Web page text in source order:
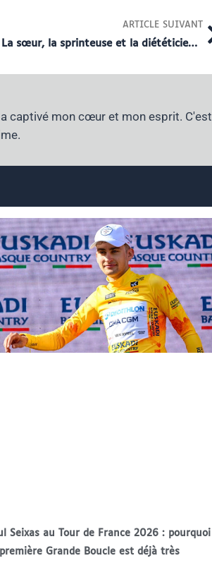
ARTICLE SUIVANT
Qui est Maéva Paret-Peintre ? La sœur, la sprinteuse et la diététicienne de la famille
captivé mon cœur et mon esprit. C'est
Seixas au Tour de France 2026 : pourquoi
Grande Boucle est déjà très